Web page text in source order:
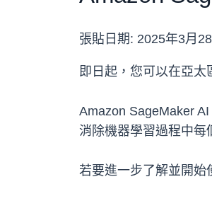
張貼日期: 2025年3月
即日起，您可以在亞太
Amazon SageMaker
消除機器學習過程中每
若要進一步了解並開始